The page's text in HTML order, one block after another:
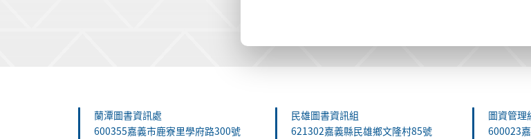
蘭潭圖書資訊處
600355嘉義市鹿寮里學府路300號
民雄圖書資訊組
621302嘉義縣民雄鄉文隆村85號
圖資管理
600023